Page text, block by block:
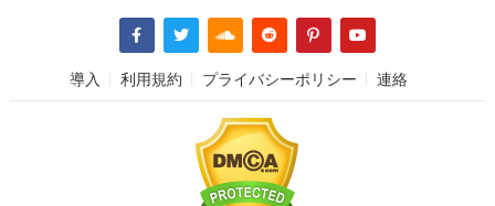
導入 利用規約 プライバシーポリシー 連絡